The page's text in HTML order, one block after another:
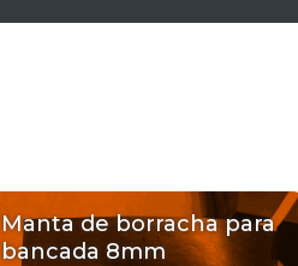
Manta de borracha para
bancada 8mm